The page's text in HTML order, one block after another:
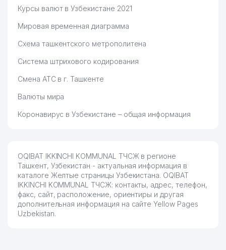
Курсы валют в Узбекистане 2021
Мировая временная диаграмма
Схема ташкентского метрополитена
Система штрихового кодирования
Смена АТС в г. Ташкенте
Валюты мира
Коронавирус в Узбекистане – общая информация
OQIBAT IKKINCHI KOMMUNAL ТЧСЖ в регионе
Ташкент, Узбекистан - актуальная информация в
каталоге Желтые страницы Узбекистана. OQIBAT
IKKINCHI KOMMUNAL ТЧСЖ: контакты, адрес, телефон,
факс, сайт, расположение, ориентиры и другая
дополнительная информация на сайте Yellow Pages
Uzbekistan.